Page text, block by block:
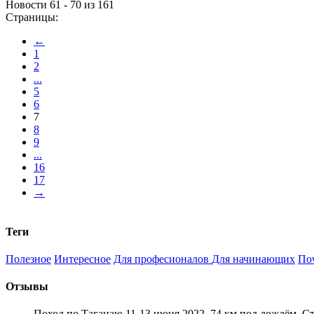
Новости 61 - 70 из 161
Страницы:
←
1
2
...
5
6
7
8
9
...
16
17
→
Теги
Полезное Интересное Для професионалов Для начинающих
Отзывы